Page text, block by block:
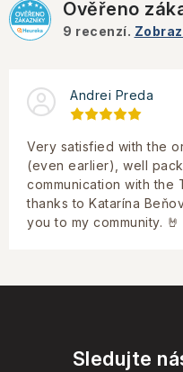
Ověřeno
9 recenzí.
Andrei Preda
Very satisfied with the
(even earlier), well
communication with the
thanks to Katarína
you to my community. 🤘
Sledujte